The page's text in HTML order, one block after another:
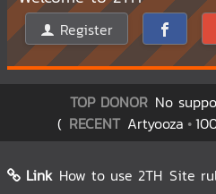
Register
TOP DONOR No
( RECENT Artyooza
Link How to use 2TH Site